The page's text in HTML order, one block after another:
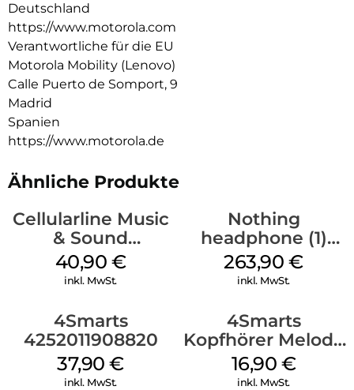
Deutschland
https://www.motorola.com
Verantwortliche für die EU
Motorola Mobility (Lenovo)
Calle Puerto de Somport, 9
Madrid
Spanien
https://www.motorola.de
Ähnliche Produkte
Cellularline Music
& Sound
Bluetooth
Headphone MAXI
40,90 €
inkl. MwSt.
Nothing
headphone (1)
Schwarz
263,90€
inkl. MwSt.
4Smarts
4252011908820
37,90€
inkl. MwSt.
4Smarts
Kopfhörer Melody
Digital USB-C
Weiß
16,90 €
inkl. MwSt.